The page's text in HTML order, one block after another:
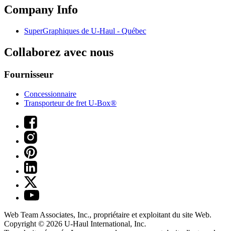
Company Info
SuperGraphiques de U-Haul - Québec
Collaborez avec nous
Fournisseur
Concessionnaire
Transporteur de fret U-Box®
Web Team Associates, Inc., propriétaire et exploitant du site Web.
Copyright © 2026 U-Haul International, Inc.